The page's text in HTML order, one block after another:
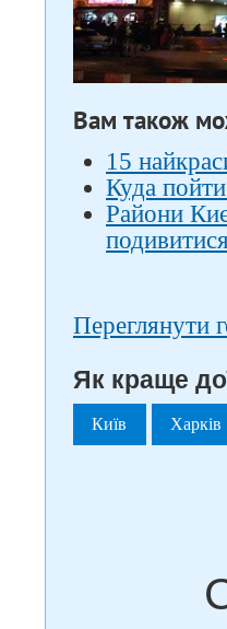
Вам також
15
Куда
Райони
подивитися
Переглянути
Як краще
Київ Харків